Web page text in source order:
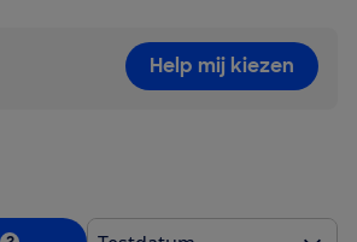
Help mij kiezen